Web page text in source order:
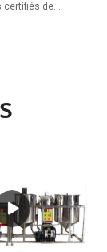
certifiés de